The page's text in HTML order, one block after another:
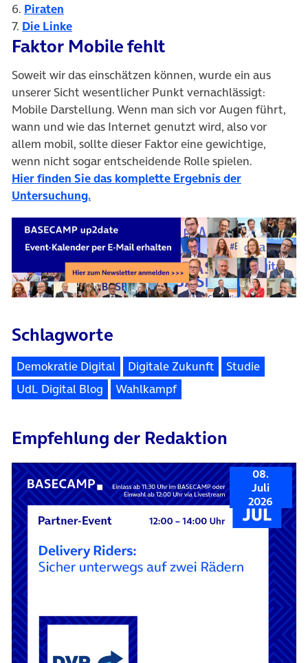
6. Piraten
7. Die Linke(öffnet in neuem Tab)
Faktor Mobile fehlt
Soweit wir das einschätzen können, wurde ein aus
unserer Sicht wesentlicher Punkt vernachlässigt:
Mobile Darstellung. Wenn man sich vor Augen führt,
wann und wie das Internet genutzt wird, also vor
allem mobil, sollte dieser Faktor eine gewichtige,
wenn nicht sogar entscheidende Rolle spielen.
Hier finden Sie das komplette Ergebnis der
Untersuchung.(öffnet in neuem Tab)
Schlagworte
Demokratie Digital Digitale Zukunft
Studie
UdL Digital Blog
Wahlkampf
Empfehlung der Redaktion
08.
Juli
2026